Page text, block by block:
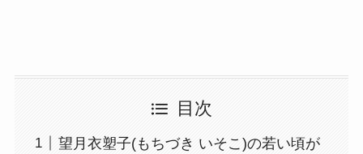
目次
望月衣塑子(もちづき いそこ)の若い頃が